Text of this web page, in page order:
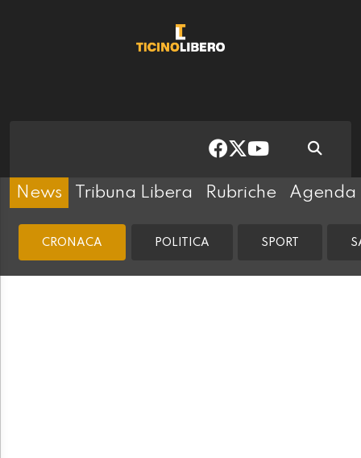
News Tribuna Libera Rubriche Agenda
CRONACA POLITICA SPORT